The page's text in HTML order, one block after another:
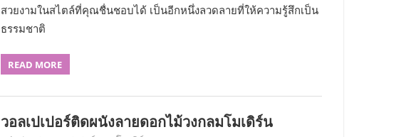
สวยงามในสไตล์ที่คุณชื่นชอบได้ เป็นอีกหนึ่งลวดลายที่ให้ความรู้สึกเป็น
ธรรมชาติ
READ MORE
วอลเปเปอร์ติดผนังลายดอกไม้วงกลมโมเดิร์น